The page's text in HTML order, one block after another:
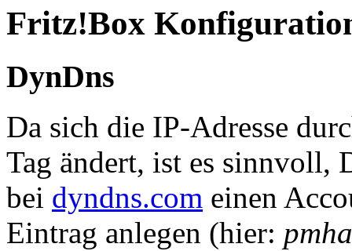
Fritz!Box
DynDns
Da sich die IP-Adresse
Tag ändert, ist es sinnvoll,
bei dyndns.com einen
Eintrag anlegen (hier: